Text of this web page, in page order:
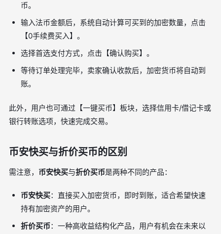
币。
输入法币金额后，系统自动计算可买到的加密数量，点击
【0手续费买入】。
选择首选支付方式，点击【确认购买】。
等待订单处理完毕，卖家确认收款后，加密货币将自动到
账。
此外，用户也可通过【一键买币】板块，选择信用卡/借记卡或
银行转账选项，快速完成交易。
币安快买与折价买币的区别
需注意， 币安快买与折价买币是两种不同的产品：
币安快买：直接买入加密货币，即时到账，适合希望快速
持有加密资产的用户。
折价买币：一种高收益结构化产品，用户有机会在未来以